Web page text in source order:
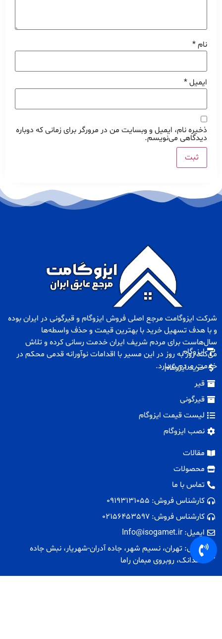
نام*
ایمیل*
ذخیره نام، ایمیل و وبسایت من در مرورگر برای زمانی که دوباره
دیدگاهی می‌نویسم.
شرکت ایزوگامت مرجع اصلی فروش ایزوگام وقیرگونی در ایران بوده
و با هدف تسهیل خرید با بهترین قیمت و حذف واسطه‌ها
سال‌هاست برای مردم شریف ایران خدمت رسانی کرده و تلاش
می‌کند روز به روز در این مسیر با اقدامات نوآورانه قدمی محکم در
خدمت مردم بردارد.
ایزوگام
خرید ایزوگام
قیر
قیرگونی
لیست قیمت ایزوگام
نصب ایزوگام
مقالات
محصولات
تماس با ما
کارشناس فروش: 09193131055
کارشناس فروش: 02156453597
ایمیل: Info@isogamet.ir
آدرس: تهران، نسیم شهر، جاده آدران-شهریار، نبش جاده
همدانک، روبروی مبمان راما